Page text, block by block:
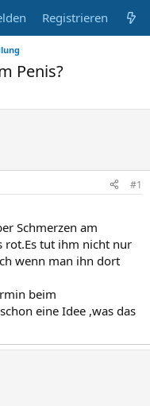
Registrieren
Penis?
#1
Schmerzen am
rot.Es tut ihm nicht nur
wenn man ihn dort
beim
eine Idee ,was das